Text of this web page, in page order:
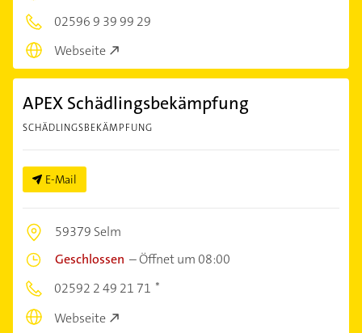
02596 9 39 99 29
Webseite
APEX Schädlingsbekämpfung
SCHÄDLINGSBEKÄMPFUNG
E-Mail
59379 Selm
Geschlossen –Öffnet um 08:00
02592 2 49 21 71
Webseite